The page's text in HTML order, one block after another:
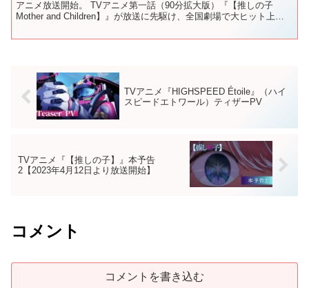
アニメ放送開始。 TVアニメ第一話（90分拡大版）『【推しの子
Mother and Children】』が放送に先駆け、全国劇場で大ヒット上映
TVアニメ『HIGHSPEED Étoile』（ハイ
スピードエトワール）ティザーPV
TVアニメ『【推しの子】』本予告
2【2023年4月12日より放送開始】
コメント
コメントを書き込む